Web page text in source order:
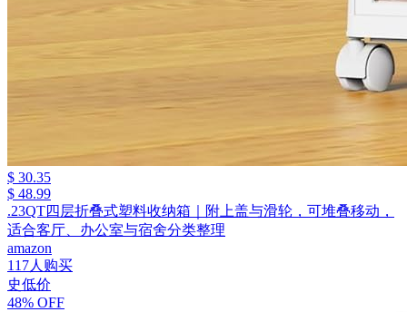
$ 30.35
$ 48.99
.23QT四层折叠式塑料收纳箱｜附上盖与滑轮，可堆叠移动，
适合客厅、办公室与宿舍分类整理
amazon
117人购买
史低价
48% OFF